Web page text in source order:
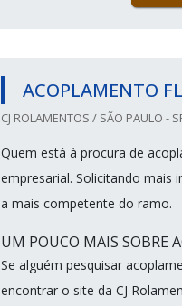
ACOPLAMENTO
CJ ROLAMENTOS / SÃO PAULO -
Quem está à procura de
empresarial. Solicitando mais
a mais competente do ramo.
UM POUCO MAIS SOBRE
Se alguém pesquisar
encontrar o site da CJ